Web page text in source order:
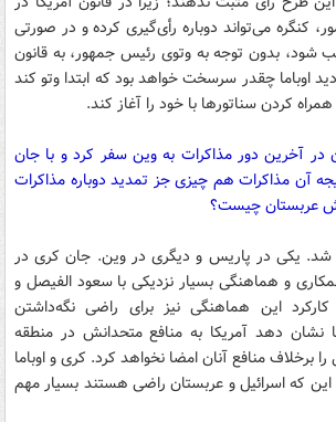
کنگره می‌تواند دوباره رأی‌گیری کرده و در صورتی
شود، بدون توجه به وتوی رئیس جمهور، به قانون
اوباما چقدر سرسخت خواهد بود که ابتدا وتو کند
کردن سناتورها با خود را آغاز کند.
در آخرین دور مذاکرات به وین سفر کرد و با جان
آن مذاکرات هم چیزی جز تمدید دوباره مذاکرات
عربستان چیست؟
شد. یکی در پاریس و دیگری در وین. جان کری در
و هماهنگی بسیار نزدیکی با سعود الفیصل و
کارکرد این هماهنگی نیز برای راضی نگه‌داشتن
نشان دهد آمریکا به منافع متحدانش در منطقه
را برخلاف منافع آنان امضا نخواهد کرد. کری و اوباما
که اسرائیل و عربستان راضی هستند بسیار مهم